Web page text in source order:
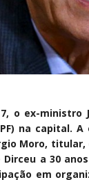
o ex-
na capital.
Moro,
a 30
em